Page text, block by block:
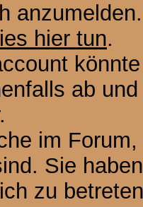
hier tun.
ab
im
Sie
zu